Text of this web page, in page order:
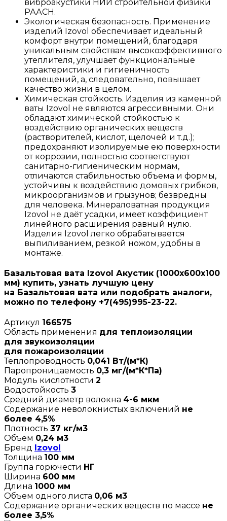
виброакустики НИИ строительной физики
РААСН.
Экологическая безопасность. Применение
изделий Izovol обеспечивает идеальный
комфорт внутри помещений, благодаря
уникальным свойствам высокоэффективного
утеплителя, улучшает функциональные
характеристики и гигиеничность
помещений, а, следовательно, повышает
качество жизни в целом.
Химическая стойкость. Изделия из каменной
ваты Izovol не являются агрессивными. Они
обладают химической стойкостью к
воздействию органических веществ
(растворителей, кислот, щелочей и т.д.);
предохраняют изолируемые ею поверхности
от коррозии, полностью соответствуют
санитарно-гигиеническим нормам,
отличаются стабильностью объема и формы,
устойчивы к воздействию домовых грибков,
микроорганизмов и грызунов; безвредны
для человека. Минераловатная продукция
Izovol не даёт усадки, имеет коэффициент
линейного расширения равный нулю.
Изделия Izovol легко обрабатывается
выпиливанием, резкой ножом, удобны в
монтаже.
Базальтовая вата Izovol Акустик (1000х600х100
мм) купить, узнать лучшую цену
на Базальтовая вата или подобрать аналоги,
можно по телефону +7(495)995-23-22.
Артикул 166575
Область применения для теплоизоляции
для звукоизоляции
для пожароизоляции
Теплопроводность 0,041 Вт/(м*К)
Паропроницаемость 0,3 мг/(м*К*Па)
Модуль кислотности 2
Водостойкость 3
Средний диаметр волокна 4-6 мкм
Содержание неволокнистых включений не
более 4,5%
Плотность 37 кг/м3
Объем 0,24 м3
Бренд Izovol
Толщина 100 мм
Группа горючести НГ
Ширина 600 мм
Длина 1000 мм
Объем одного листа 0,06 м3
Содержание органических веществ по массе не
более 3,5%